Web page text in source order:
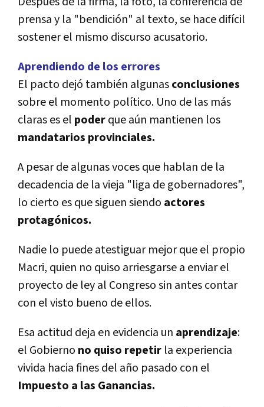
prensa y la "bendición" al texto, se hace difí­cil
sostener el mismo discurso acusatorio.
Aprendiendo de los errores
El pacto dejó también algunasconclusiones
sobre el momento polí­tico. Uno de las más
claras es el poderque aún mantienen los
mandatarios provinciales.
A pesar de algunas voces que hablan de la
decadencia de la vieja "liga de gobernadores",
lo cierto es que siguen siendo actores
protagónicos.
Nadie lo puede atestiguar mejor que el propio
Macri, quien no quiso arriesgarse a enviar el
proyecto de ley al Congreso sin antes contar
con el visto bueno de ellos.
Esa actitud deja en evidencia un aprendizaje:
el Gobierno no quiso repetir la experiencia
vivida hacia fines del año pasado con el
Impuesto a las Ganancias.